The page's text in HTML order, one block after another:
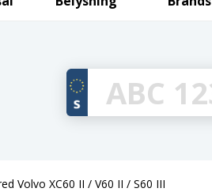
Volvo XC60 II / V60 II / S60 III